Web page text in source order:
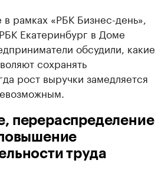
рамках «РБК Бизнес-день»,
Екатеринбург в Доме
обсудили, какие
сохранять
рост выручки замедляется
перераспределение
труда